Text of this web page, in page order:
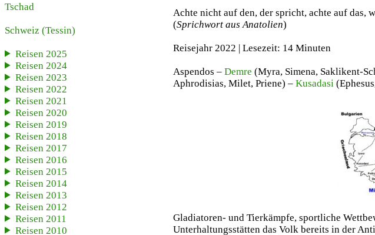
Achte nicht auf den, der spricht, achte auf das,
(Sprichwort aus Anatolien)
Reisejahr 2022 | Lesezeit: 14 Minuten
Aspendos – Demre (Myra, Simena, Saklikent-
Aphrodisias, Milet, Priene) – Kusadasi
Gladiatoren- und Tierkämpfe, sportliche
Unterhaltungsstätten das Volk bereits in der
Tschad
Schweiz (Tessin)
Reisen 2025
Reisen 2024
Reisen 2023
Reisen 2022
Reisen 2021
Reisen 2020
Reisen 2019
Reisen 2018
Reisen 2017
Reisen 2016
Reisen 2015
Reisen 2014
Reisen 2013
Reisen 2012
Reisen 2011
Reisen 2010